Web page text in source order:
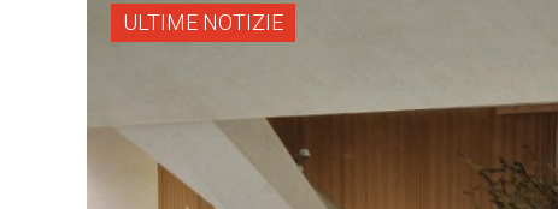
ULTIME NOTIZIE